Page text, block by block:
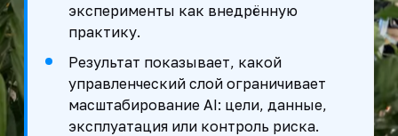
эксперименты как внедрённую
практику.
Результат показывает, какой
управленческий слой ограничивает
масштабирование AI: цели, данные,
эксплуатация или контроль риска.